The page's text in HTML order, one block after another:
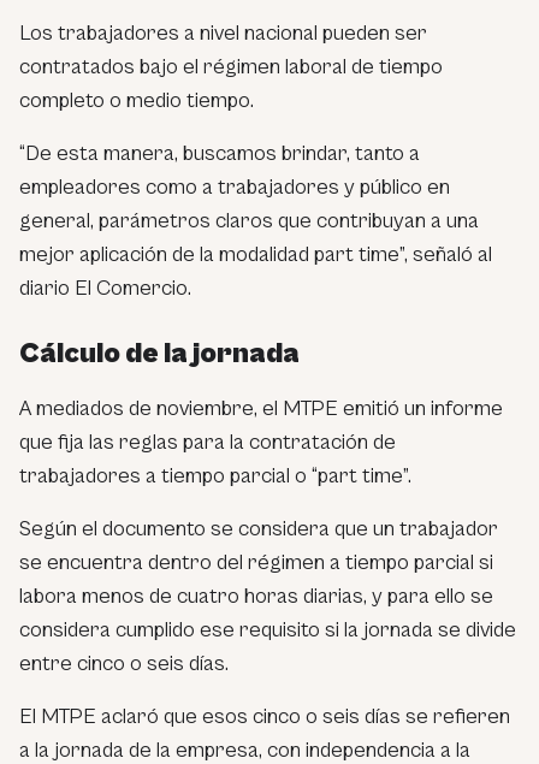
Los trabajadores a nivel nacional pueden ser
contratados bajo el régimen laboral de tiempo
completo o medio tiempo.
“De esta manera, buscamos brindar, tanto a
empleadores como a trabajadores y público en
general, parámetros claros que contribuyan a una
mejor aplicación de la modalidad part time”, señaló al
diario El Comercio.
Cálculo de la jornada
A mediados de noviembre, el MTPE emitió un informe
que fija las reglas para la contratación de
trabajadores a tiempo parcial o “part time”.
Según el documento se considera que un trabajador
se encuentra dentro del régimen a tiempo parcial si
labora menos de cuatro horas diarias, y para ello se
considera cumplido ese requisito si la jornada se divide
entre cinco o seis días.
El MTPE aclaró que esos cinco o seis días se refieren
a la jornada de la empresa, con independencia a la